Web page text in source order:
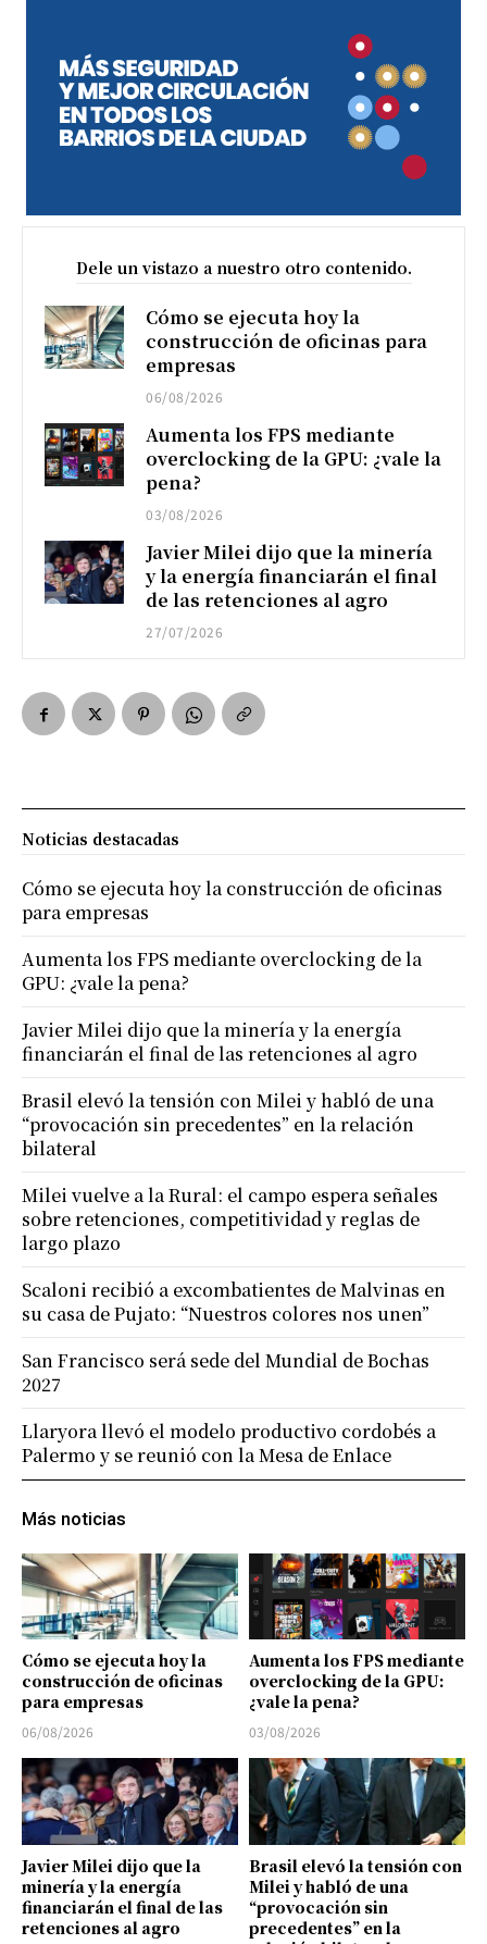
Dele un vistazo a nuestro otro contenido.
Cómo se ejecuta hoy la
construcción de oficinas para
empresas
06/08/2026
Aumenta los FPS mediante
overclocking de la GPU: ¿vale la
pena?
03/08/2026
Javier Milei dijo que la minería
y la energía financiarán el final
de las retenciones al agro
27/07/2026
Más noticias
Cómo se ejecuta hoy la
construcción de oficinas
para empresas
06/08/2026
Aumenta los FPS mediante
overclocking de la GPU:
¿vale la pena?
03/08/2026
Javier Milei dijo que la
minería y la energía
financiarán el final de las
retenciones al agro
Brasil elevó la tensión con
Milei y habló de una
“provocación sin
precedentes” en la
Noticias destacadas
Cómo se ejecuta hoy la construcción de oficinas
para empresas
Aumenta los FPS mediante overclocking de la
GPU: ¿vale la pena?
Javier Milei dijo que la minería y la energía
financiarán el final de las retenciones al agro
Brasil elevó la tensión con Milei y habló de una
“provocación sin precedentes” en la relación
bilateral
Milei vuelve a la Rural: el campo espera señales
sobre retenciones, competitividad y reglas de
largo plazo
Scaloni recibió a excombatientes de Malvinas en
su casa de Pujato: “Nuestros colores nos unen”
San Francisco será sede del Mundial de Bochas
2027
Llaryora llevó el modelo productivo cordobés a
Palermo y se reunió con la Mesa de Enlace